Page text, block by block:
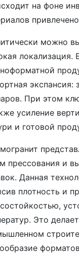
на фоне
можно
При этом
усиление
и готовой
прессования и
Данная
плотность и
Это